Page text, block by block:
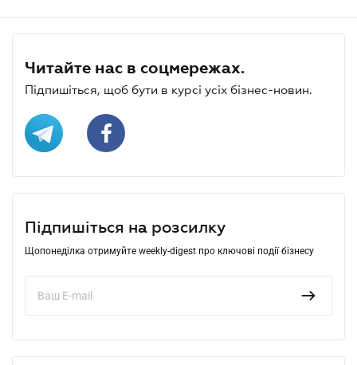
Читайте нас в соцмережах.
Підпишіться, щоб бути в курсі усіх бізнес-новин.
Підпишіться на розсилку
Щопонеділка отримуйте weekly-digest про ключові події бізнесу